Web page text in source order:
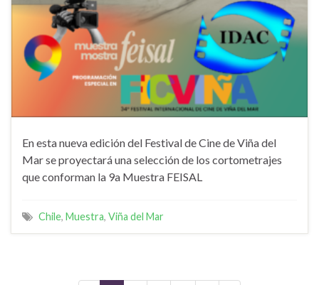
En esta nueva edición del Festival de Cine de Viña del
Mar se proyectará una selección de los cortometrajes
que conforman la 9a Muestra FEISAL
Chile, Muestra, Viña del Mar